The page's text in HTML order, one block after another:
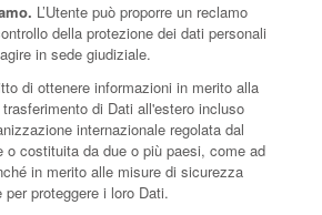
L’Utente può proporre un reclamo
della protezione dei dati personali
in sede giudiziale.
di ottenere informazioni in merito alla
di Dati all'estero incluso
internazionale regolata dal
o costituita da due o più paesi, come ad
in merito alle misure di sicurezza
proteggere i loro Dati.